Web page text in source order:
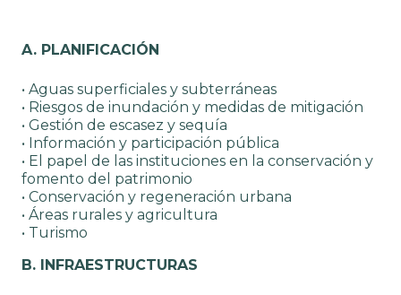
A. PLANIFICACIÓN
• Aguas superficiales y subterráneas
• Riesgos de inundación y medidas de mitigación
• Gestión de escasez y sequía
• Información y participación pública
• El papel de las instituciones en la conservación y
fomento del patrimonio
• Conservación y regeneración urbana
• Áreas rurales y agricultura
• Turismo
B. INFRAESTRUCTURAS